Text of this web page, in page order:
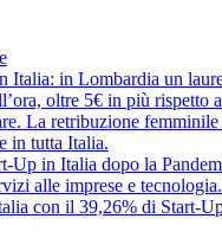
Italia: in Lombardia un
oltre 5€ in più rispetto
La retribuzione
in tutta Italia.
Up in Italia dopo la
alle imprese e
con il 39,26% di Start-